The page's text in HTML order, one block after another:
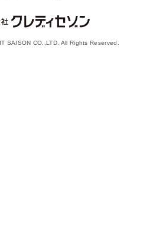
SAISON CO.,LTD. All Rights Reserved.